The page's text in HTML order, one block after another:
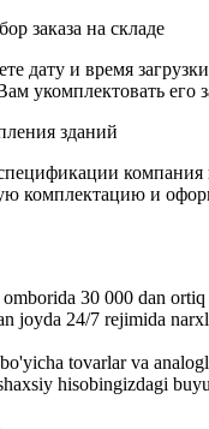
заказа на складе
дату и время
укомплектовать его
зданий
компания
комплектацию и
30 000 dan ortiq
joyda 24/7 rejimida
tovarlar va
hisobingizdagi